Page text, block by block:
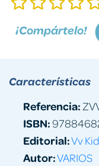
¡Compártelo!
Características
Referencia:
ISBN:
Editorial:Vv
Autor:VARIOS